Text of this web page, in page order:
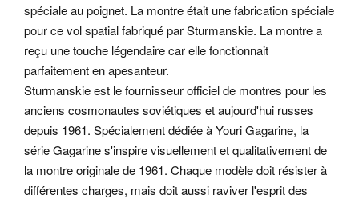
spéciale au poignet. La montre était une fabrication spéciale
pour ce vol spatial fabriqué par Sturmanskie. La montre a
reçu une touche légendaire car elle fonctionnait
parfaitement en apesanteur.
Sturmanskie est le fournisseur officiel de montres pour les
anciens cosmonautes soviétiques et aujourd'hui russes
depuis 1961. Spécialement dédiée à Youri Gagarine, la
série Gagarine s'inspire visuellement et qualitativement de
la montre originale de 1961. Chaque modèle doit résister à
différentes charges, mais doit aussi raviver l'esprit des